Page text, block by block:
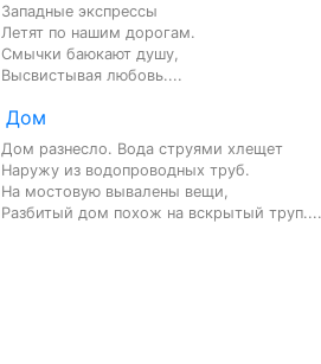
Западные экспрессы
Летят по нашим дорогам.
Смычки баюкают душу,
Высвистывая любовь....
Дом
Дом разнесло. Вода струями хлещет
Наружу из водопроводных труб.
На мостовую вывалены вещи,
Разбитый дом похож на вскрытый труп....